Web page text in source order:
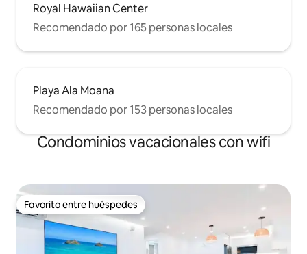
Royal Hawaiian Center
Recomendado por 165 personas locales
Playa Ala Moana
Recomendado por 153 personas locales
Condominios vacacionales con wifi
Favorito entre huéspedes
Favorito entre huéspedes